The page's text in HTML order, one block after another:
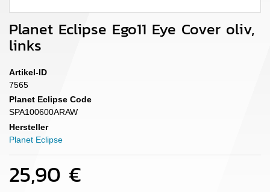
Planet Eclipse Ego11 Eye Cover oliv,
links
Artikel-ID
7565
Planet Eclipse Code
SPA100600ARAW
Hersteller
Planet Eclipse
25,90 €